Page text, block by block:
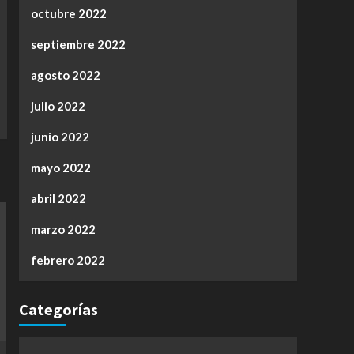
octubre 2022
septiembre 2022
agosto 2022
julio 2022
junio 2022
mayo 2022
abril 2022
marzo 2022
febrero 2022
Categorías